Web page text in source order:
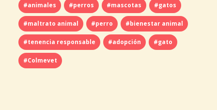
#animales #perros #mascotas #gatos
#maltrato animal #perro #bienestar animal
#tenencia responsable #adopción #gato
#Colmevet